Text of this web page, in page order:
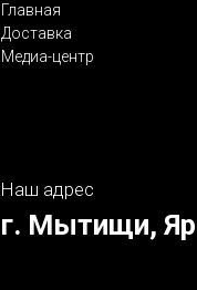
Главная
Доставка
Медиа-центр
Наш адрес
г. Мытищи,